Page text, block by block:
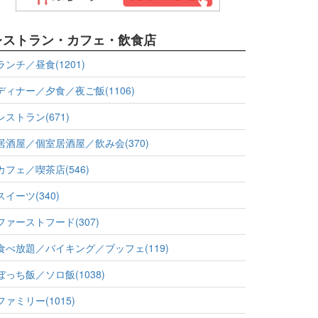
トラン・カフェ・飲食店
ンチ／昼食(1201)
ィナー／夕食／夜ご飯(1106)
ストラン(671)
酒屋／個室居酒屋／飲み会(370)
フェ／喫茶店(546)
イーツ(340)
ァーストフード(307)
べ放題／バイキング／ブッフェ(119)
っち飯／ソロ飯(1038)
ァミリー(1015)